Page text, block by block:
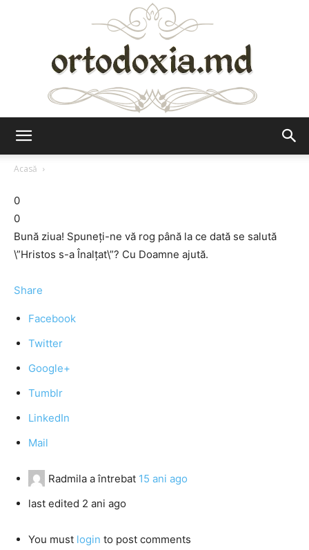
Acasă
0
0
Bună ziua! Spuneţi-ne vă rog până la ce dată se salută
\”Hristos s-a Înalţat\”? Cu Doamne ajută.
Share
Facebook
Twitter
Google+
Tumblr
LinkedIn
Mail
Radmila a întrebat 15 ani ago
last edited 2 ani ago
You must login to post comments